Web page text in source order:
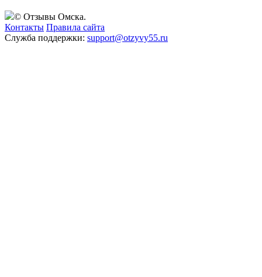
© Отзывы Омска.
Контакты Правила сайта
Служба поддержки: support@otzyvy55.ru